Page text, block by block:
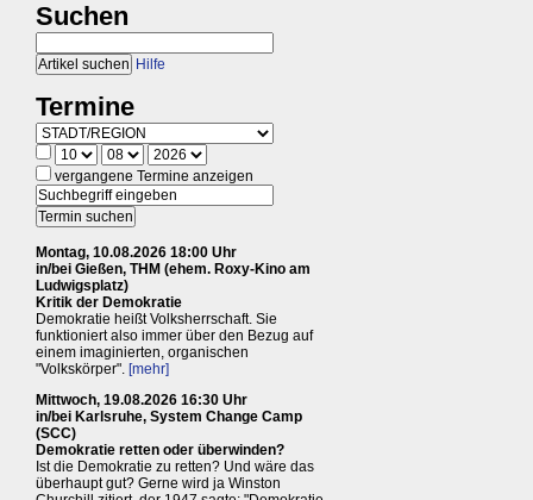
Suchen
Hilfe
Termine
vergangene Termine anzeigen
Montag, 10.08.2026 18:00 Uhr
in/bei Gießen, THM (ehem. Roxy-Kino am
Ludwigsplatz)
Kritik der Demokratie
Demokratie heißt Volksherrschaft. Sie
funktioniert also immer über den Bezug auf
einem imaginierten, organischen
"Volkskörper". [mehr]
Mittwoch, 19.08.2026 16:30 Uhr
in/bei Karlsruhe, System Change Camp
(SCC)
Demokratie retten oder überwinden?
Ist die Demokratie zu retten? Und wäre das
überhaupt gut? Gerne wird ja Winston